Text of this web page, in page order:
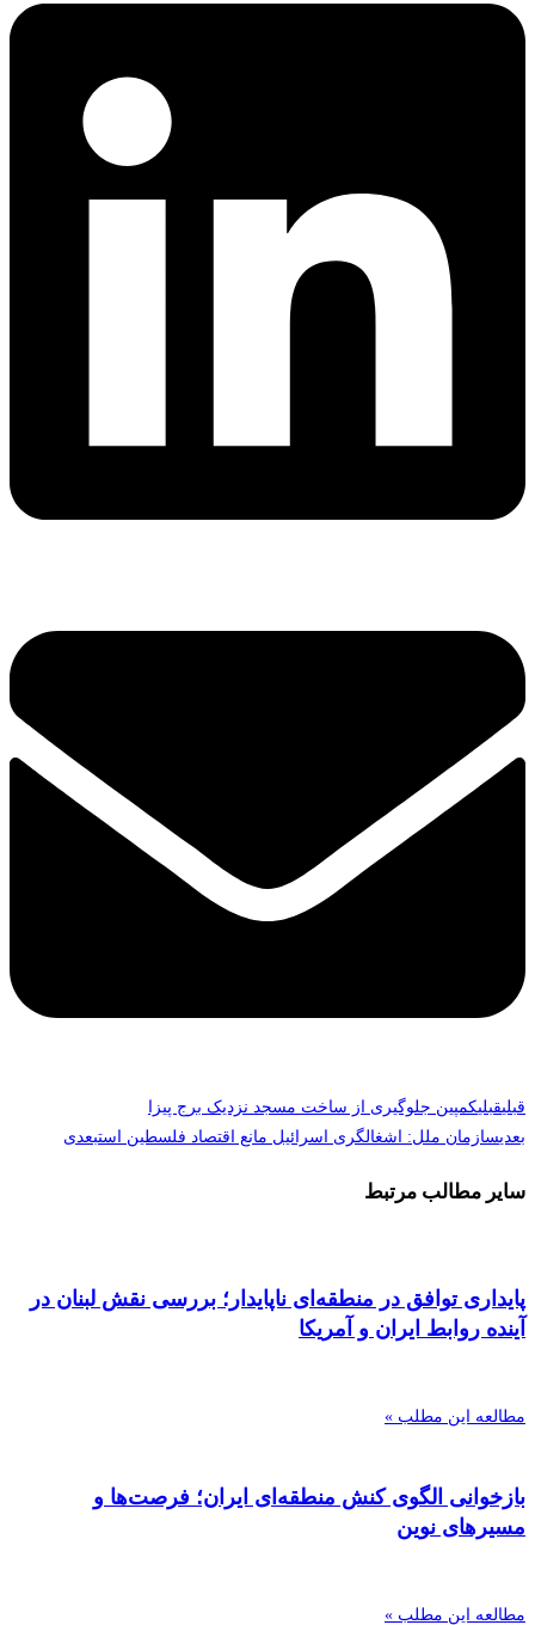
قبلیقبلیکمپین جلوگیری از ساخت مسجد نزدیک برج پیزا
بعدیسازمان ملل: اشغالگری اسرائیل مانع اقتصاد فلسطین استبعدی
سایر مطالب مرتبط
پایداری توافق در منطقه‌ای ناپایدار؛ بررسی نقش لبنان در
آینده روابط ایران و آمریکا
مطالعه این مطلب »
بازخوانی الگوی کنش منطقه‌ای ایران؛ فرصت‌ها و
مسیرهای نوین
مطالعه این مطلب »